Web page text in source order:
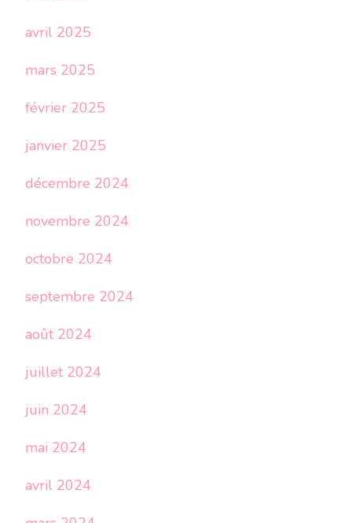
avril 2025
mars 2025
février 2025
janvier 2025
décembre 2024
novembre 2024
octobre 2024
septembre 2024
août 2024
juillet 2024
juin 2024
mai 2024
avril 2024